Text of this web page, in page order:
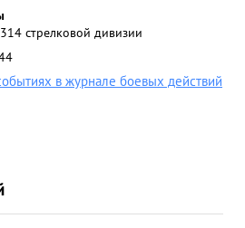
стрелковой дивизии
в журнале боевых действий